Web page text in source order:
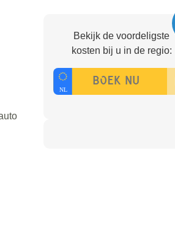
Bekijk de voordeligste
kosten bij u in de regio: